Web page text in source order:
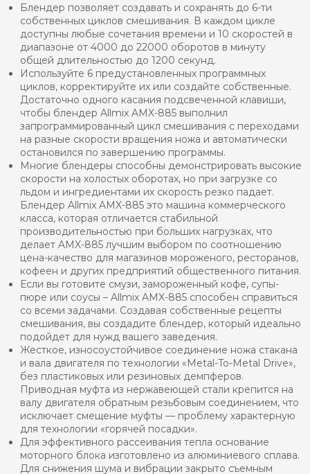
Блендер позволяет создавать и сохранять до 6-ти
собственных циклов смешивания. В каждом цикле
доступны любые сочетания времени и 10 скоростей в
диапазоне от 4000 до 22000 оборотов в минуту
общей длительностью до 1200 секунд.
Используйте 6 предустановленных программных
циклов, корректируйте их или создайте собственные.
Достаточно одного касания подсвеченной клавиши,
чтобы блендер Allmix AMX-885 выполнил
запрограммированный цикл смешивания с переходами
на разные скорости вращения ножа и автоматически
остановился по завершению программы.
Многие блендеры способны демонстрировать высокие
скорости на холостых оборотах, но при загрузке со
льдом и ингредиентами их скорость резко падает.
Блендер Allmix AMX-885 это машина коммерческого
класса, которая отличается стабильной
производительностью при больших нагрузках, что
делает AMX-885 лучшим выбором по соотношению
цена-качество для магазинов мороженого, ресторанов,
кофеен и других предприятий общественного питания.
Если вы готовите смузи, замороженный кофе, супы-
пюре или соусы – Allmix AMX-885 способен справиться
со всеми задачами. Создавая собственные рецепты
смешивания, вы создадите блендер, который идеально
подойдет для нужд вашего заведения.
Жесткое, износоустойчивое соединение ножа стакана
и вала двигателя по технологии «Metal-To-Metal Drive»,
без пластиковых или резиновых демпферов.
Приводная муфта из нержавеющей стали крепится на
валу двигателя обратным резьбовым соединением, что
исключает смещение муфты — проблему характерную
для технологии «горячей посадки».
Для эффективного рассеивания тепла основание
моторного блока изготовлено из алюминиевого сплава.
Для снижения шума и вибрации закрыто съемным